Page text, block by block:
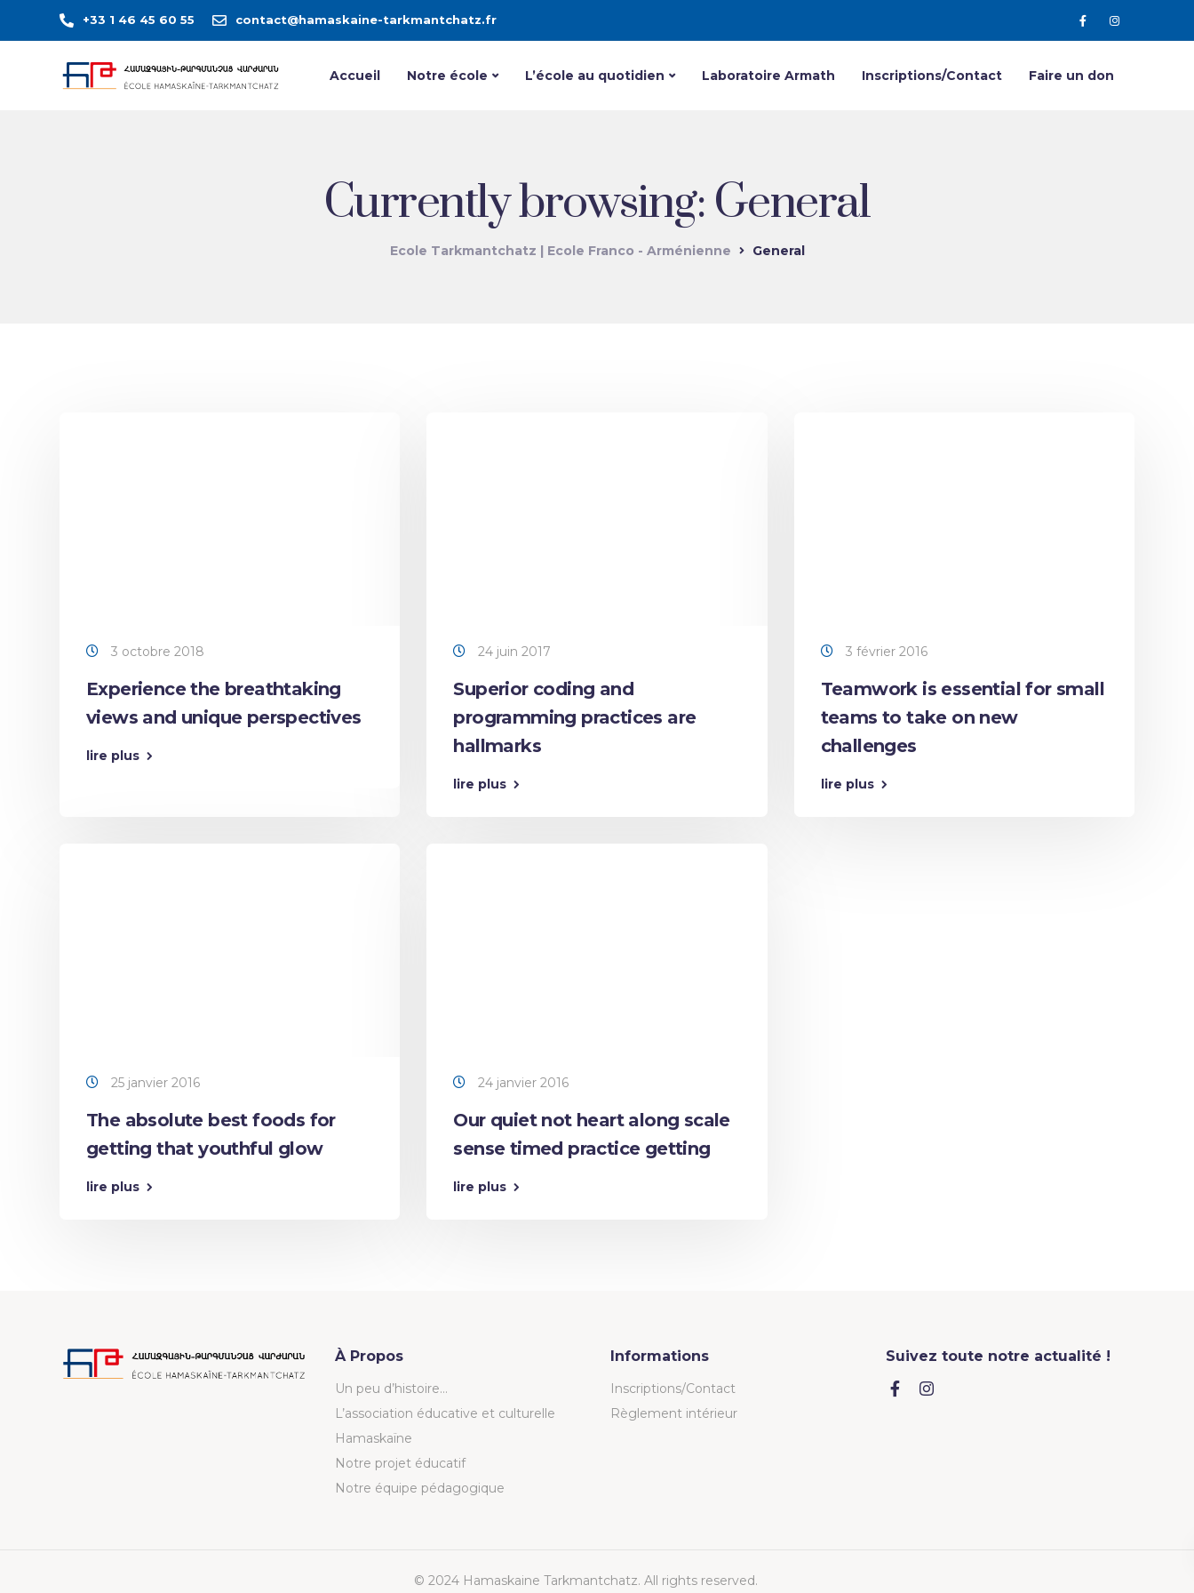
+33 1 46 45 60 55 contact@hamaskaine-tarkmantchatz.fr
Accueil Notre école L’école au quotidien Laboratoire Armath Inscriptions/Contact Faire un don
Currently browsing: General
Ecole Tarkmantchatz | Ecole Franco - Arménienne General
3 octobre 2018
Experience the breathtaking
views and unique perspectives
lire plus
24 juin 2017
Superior coding and
programming practices are
hallmarks
lire plus
3 février 2016
Teamwork is essential for small
teams to take on new
challenges
lire plus
25 janvier 2016
The absolute best foods for
getting that youthful glow
lire plus
24 janvier 2016
Our quiet not heart along scale
sense timed practice getting
lire plus
À Propos
Un peu d’histoire…
L’association éducative et culturelle
Hamaskaïne
Notre projet éducatif
Notre équipe pédagogique
Informations
Inscriptions/Contact
Règlement intérieur
Suivez toute notre actualité !
© 2024 Hamaskaine Tarkmantchatz. All rights reserved.